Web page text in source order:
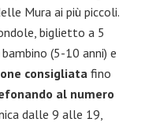
Mura ai più piccoli.
biglietto a 5
(5-10 anni) e
consigliata fino
al numero
dalle 9 alle 19,